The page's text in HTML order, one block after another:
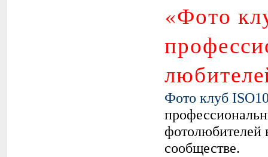
«Фото
Фото клуб
фотолюбителей
сообществе.